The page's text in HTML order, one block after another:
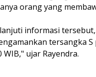
orang yang
informasi
tersangka
WIB," ujar Rayendra.